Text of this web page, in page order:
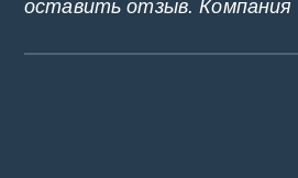
оставить отзыв. Компания